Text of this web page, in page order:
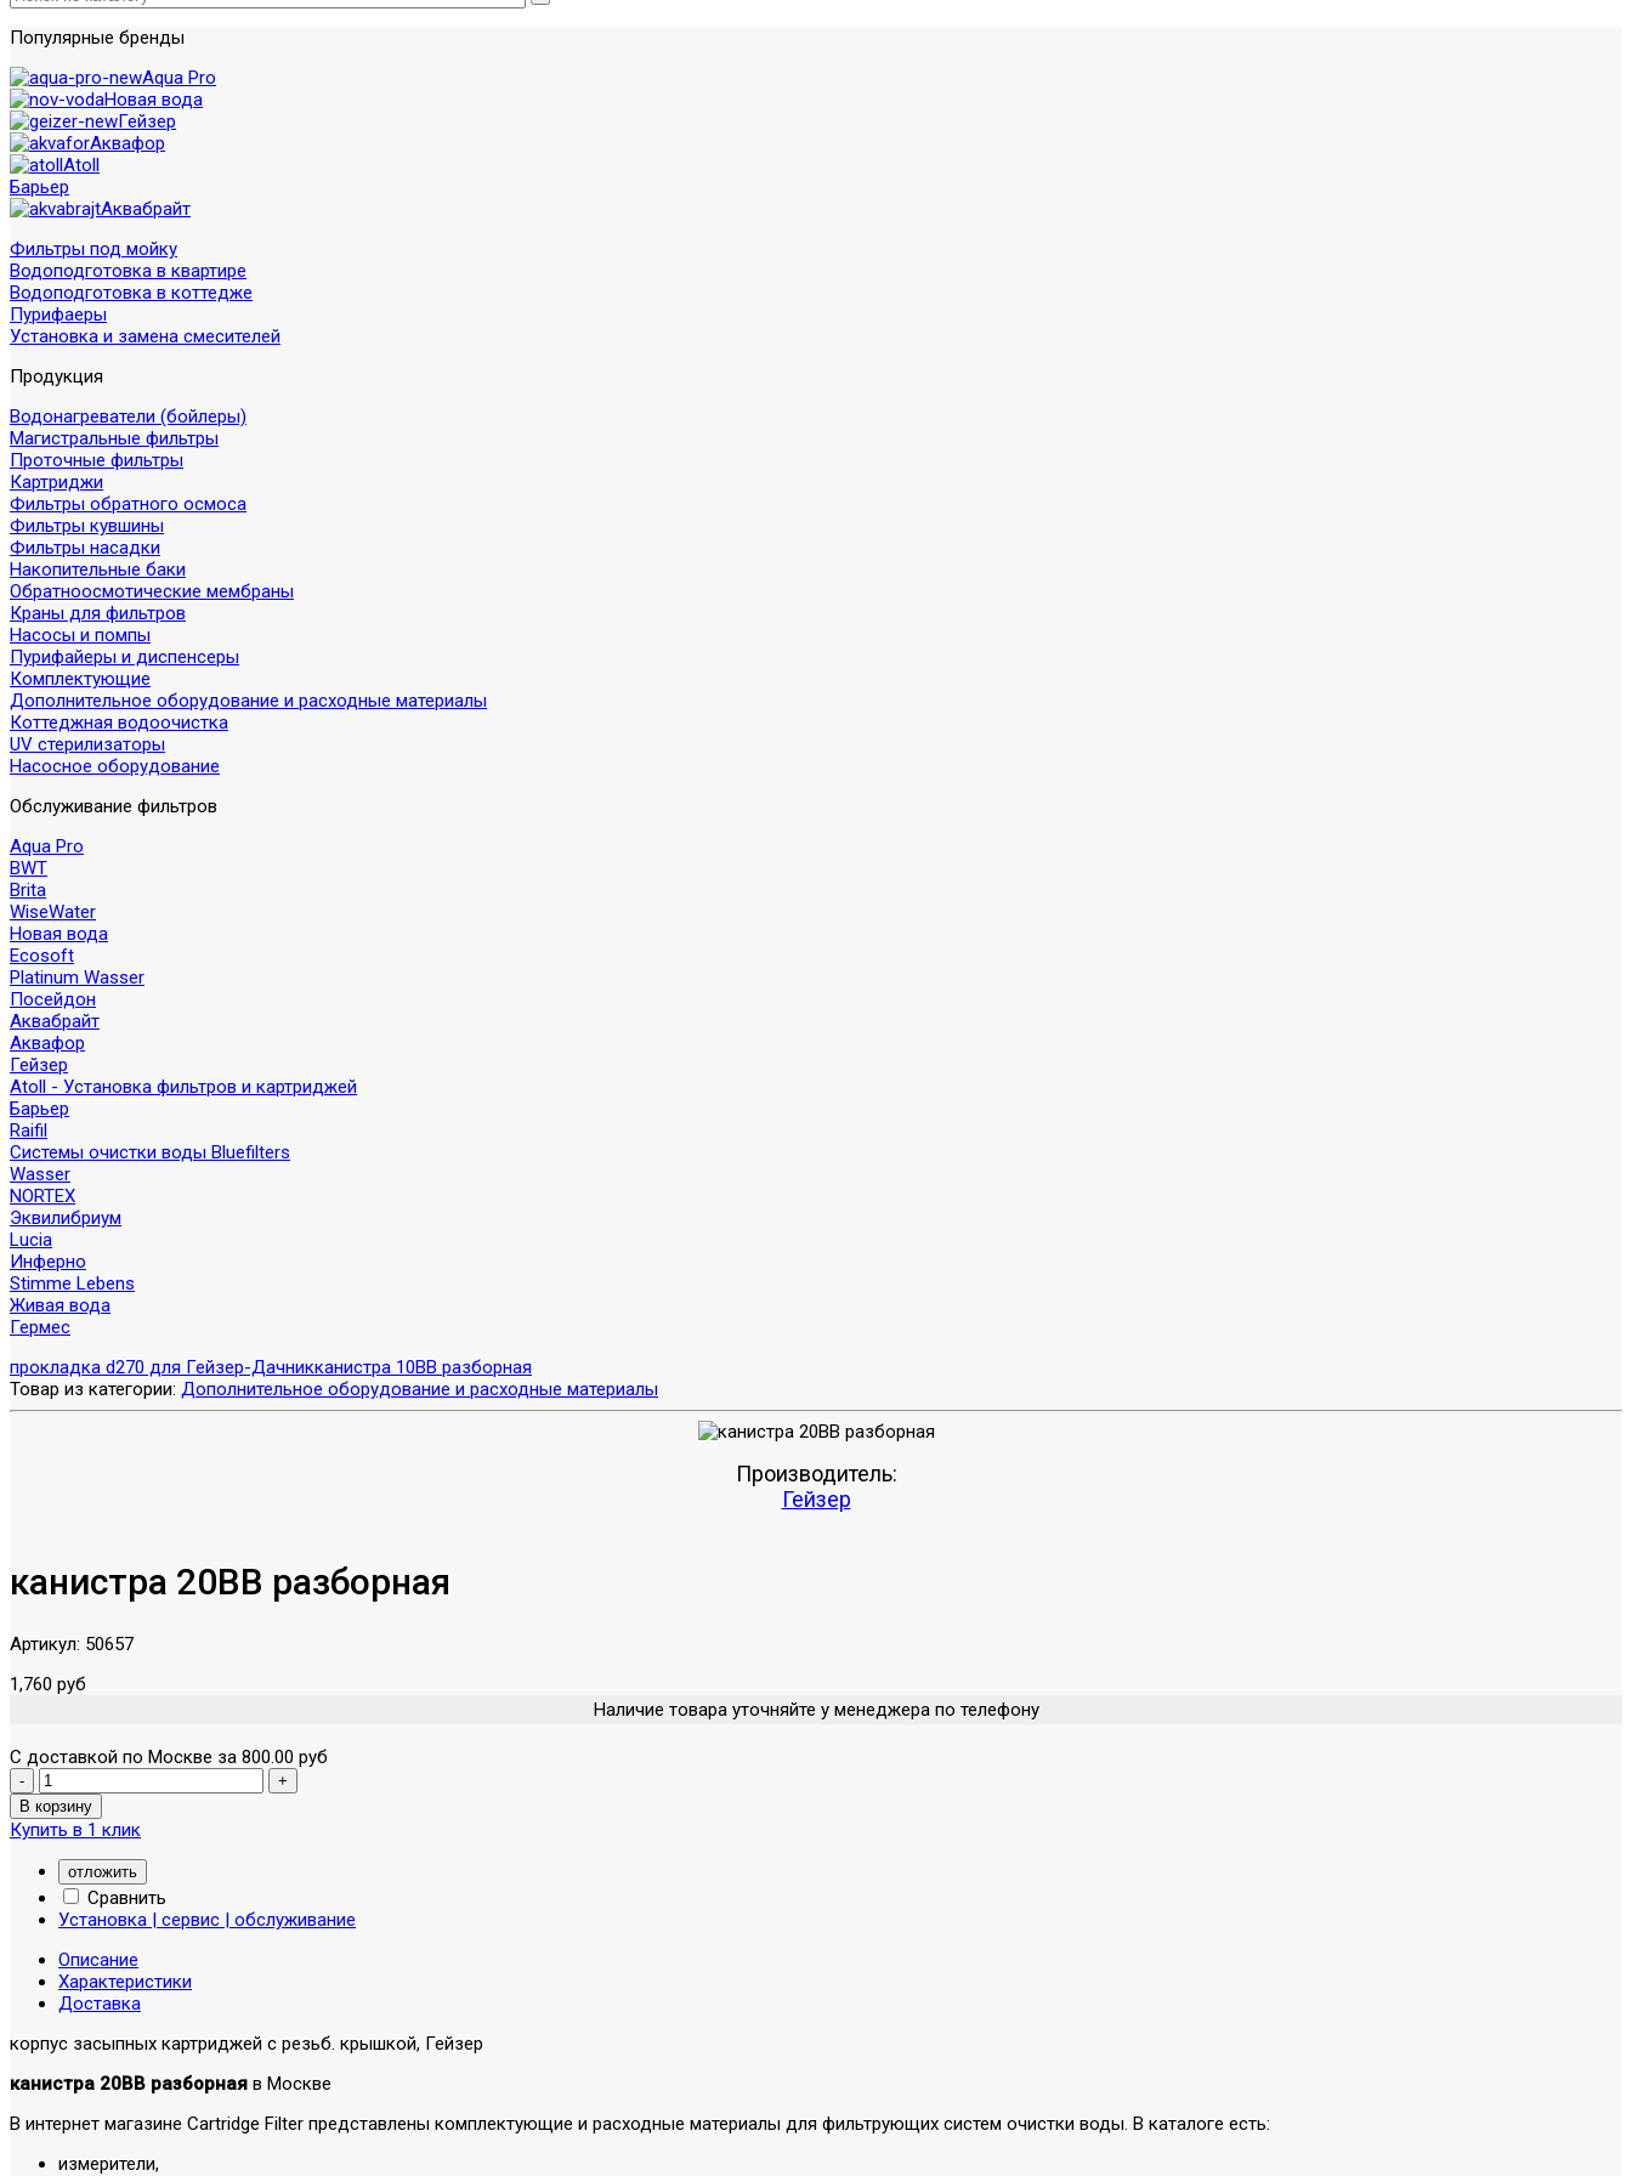
Популярные бренды
Aqua Pro
Новая вода
Гейзер
Аквафор
Atoll
Барьер
Аквабрайт
Фильтры под мойку
Водоподготовка в квартире
Водоподготовка в коттедже
Пурифаеры
Установка и замена смесителей
Продукция
Водонагреватели (бойлеры)
Магистральные фильтры
Проточные фильтры
Картриджи
Фильтры обратного осмоса
Фильтры кувшины
Фильтры насадки
Накопительные баки
Обратноосмотические мембраны
Краны для фильтров
Насосы и помпы
Пурифайеры и диспенсеры
Комплектующие
Дополнительное оборудование и расходные материалы
Коттеджная водоочистка
UV стерилизаторы
Насосное оборудование
Обслуживание фильтров
Aqua Pro
BWT
Brita
WiseWater
Новая вода
Ecosoft
Platinum Wasser
Посейдон
Аквабрайт
Аквафор
Гейзер
Atoll - Установка фильтров и картриджей
Барьер
Raifil
Системы очистки воды Bluefilters
Wasser
NORTEX
Эквилибриум
Lucia
Инферно
Stimme Lebens
Живая вода
Гермес
прокладка d270 для Гейзер-Дачникканистра 10BB разборная
Товар из категории: Дополнительное оборудование и расходные материалы
Производитель:
Гейзер
канистра 20BB разборная
Артикул: 50657
1,760 руб
Наличие товара уточняйте у менеджера по телефону
С доставкой по Москве за 800.00 руб
Купить в 1 клик
отложить
Сравнить
Установка | сервис | обслуживание
Описание
Характеристики
Доставка
корпус засыпных картриджей с резьб. крышкой, Гейзер
канистра 20BB разборная в Москве
В интернет магазине Cartridge Filter представлены комплектующие и расходные материалы для фильтрующих систем очистки воды. В каталоге есть:
измерители,